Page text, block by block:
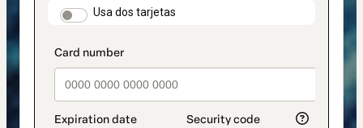
payment_data.section_title_v2
Usa dos tarjetas
seleccionado